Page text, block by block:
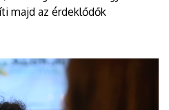
majd az érdeklődők